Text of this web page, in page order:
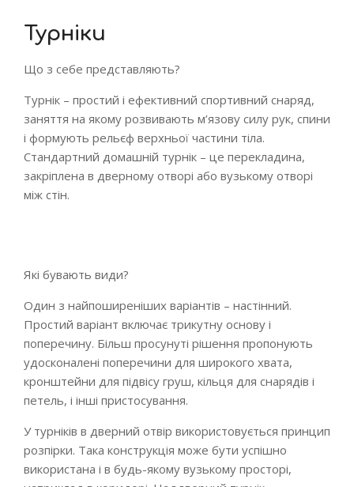
Турніки
Що з себе представляють?
Турнік – простий і ефективний спортивний снаряд,
заняття на якому розвивають м’язову силу рук, спини
і формують рельєф верхньої частини тіла.
Стандартний домашній турнік – це перекладина,
закріплена в дверному отворі або вузькому отворі
між стін.
Які бувають види?
Один з найпоширеніших варіантів – настінний.
Простий варіант включає трикутну основу і
поперечину. Більш просунуті рішення пропонують
удосконалені поперечини для широкого хвата,
кронштейни для підвісу груш, кільця для снарядів і
петель, і інші пристосування.
У турніків в дверний отвір використовується принцип
розпірки. Така конструкція може бути успішно
використана і в будь-якому вузькому просторі,